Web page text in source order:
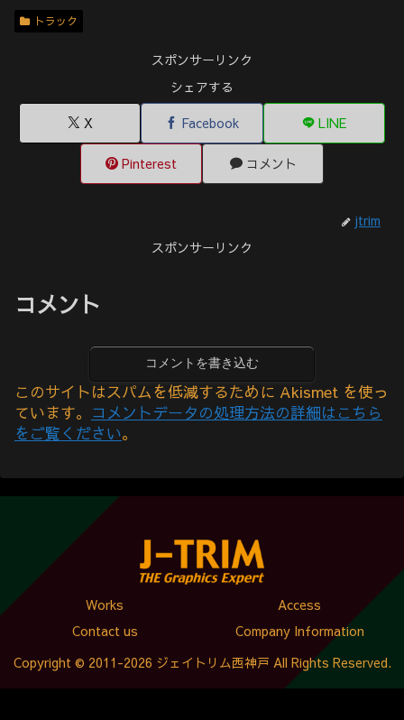
トラック
スポンサーリンク
シェアする
X
Facebook LINE
Pinterest コメント
jtrim
スポンサーリンク
コメント
コメントを書き込む
このサイトはスパムを低減するために Akismet を使っ
ています。 コメントデータの処理方法の詳細はこちら
をご覧ください。
Works
Access
Contact us
Company Information
Copyright © 2011-2026 ジェイトリム西神戸 All Rights Reserved.